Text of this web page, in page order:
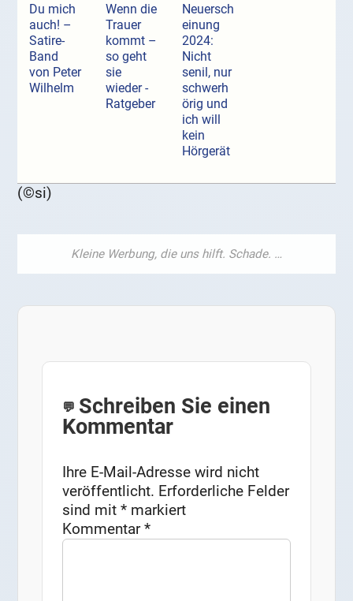
Du mich
auch! –
Satire-
Band
von Peter
Wilhelm
Wenn die
Trauer
kommt –
so geht
sie
wieder -
Ratgeber
Neuersch
einung
2024:
Nicht
senil, nur
schwerh
örig und
ich will
kein
Hörgerät
(©si)
Schreiben Sie einen
Kommentar
Ihre E-Mail-Adresse wird nicht
veröffentlicht. Erforderliche Felder
sind mit* markiert
Kommentar*